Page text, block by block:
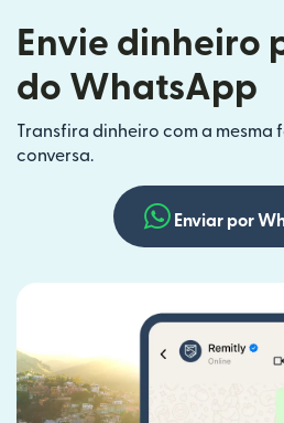
Envie dinheiro
do WhatsApp
Transfira dinheiro com a
conversa.
Enviar por